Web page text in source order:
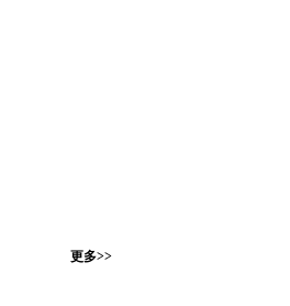
更多>>